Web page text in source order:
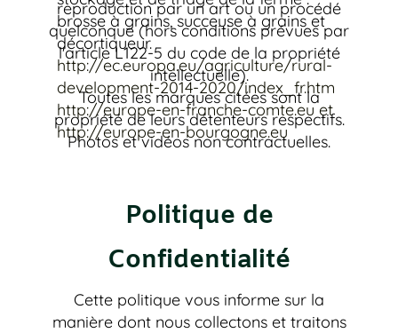
brosse à grains, succeuse à grains et
décortiqueur.
http://ec.europa.eu/agriculture/rural-
development-2014-2020/index_fr.htm
http://europe-en-franche-comte.euet
http://europe-en-bourgogne.eu
Politique de
Confidentialité
reproduction par un art ou un procédé
quelconque (hors conditions prévues par
l'article L122-5 du code de la propriété
intellectuelle).
Toutes les marques citées sont la
propriété de leurs détenteurs respectifs.
Photos et vidéos non contractuelles.
Cette politique vous informe sur la
manière dont nous collectons et traitons